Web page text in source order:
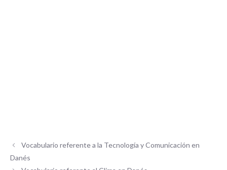
Vocabulario referente a la Tecnología y Comunicación en
Danés